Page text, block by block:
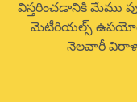
విస్తరించడానికి మేము
మెటీరియల్స్
నెలవారీ